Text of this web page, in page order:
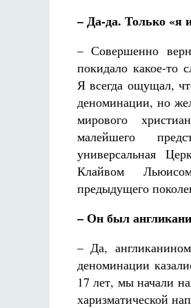
– Да-да. Только «я
– Совершенно
покидало какое-то
Я всегда ощущал,
деноминации, но
мирового
малейшего
универсальная
Клайвом
предыдущего
– Он был
– Да,
деноминации
17 лет, мы начали
харизматической